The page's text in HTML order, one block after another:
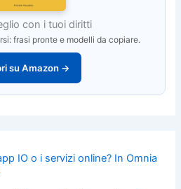
con i tuoi diritti
frasi pronte e modelli da copiare.
su Amazon →
IO o i servizi online? In Omnia